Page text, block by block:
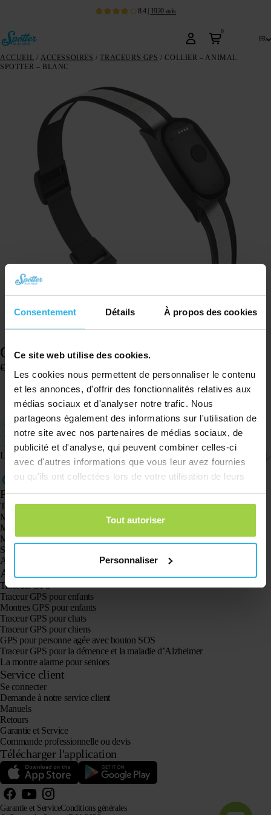
Consentement Détails À propos des cookies
Ce site web utilise des cookies.
Les cookies nous permettent de personnaliser le contenu
et les annonces, d'offrir des fonctionnalités relatives aux
médias sociaux et d'analyser notre trafic. Nous
partageons également des informations sur l'utilisation de
notre site avec nos partenaires de médias sociaux, de
publicité et d'analyse, qui peuvent combiner celles-ci
avec d'autres informations que vous leur avez fournies
ou qu'ils ont collectées lors de votre utilisation de leurs
services.
Tout autoriser
Personnaliser
8.4| 1920 avis
0
fr
ACCUEIL / ACCESSOIRES /TRACEURS GPS / COLLIER – ANIMAL
SPOTTER – BLANC
Collier – Animal Spotter – Blanc
€
Ajouter au panier
Adapté à la fixation de l’Animal Spotter
Idéal pour une utilisation avec les chiens
Traceur GPS non inclus
Livraison et retours
Produits
Traceur GPS Spotter X10
Montre GPS Spotter Senior
Montre GPS Spotter Explorer
Montre GPS Spotter pour enfants
Spotter CatX
Animal Spotter
Applications
Traceurs GPS
Traceur GPS pour enfants
Montres GPS pour enfants
Traceur GPS pour chats
Traceur GPS pour chiens
GPS pour personne agée avec bouton SOS
Traceur GPS pour la démence et la maladie d’Alzheimer
La montre alarme pour seniors
Service client
Se connecter
Demande à notre service client
Manuels
Retours
Garantie et Service
Commande professionnelle ou devis
Télécharger l'application
Garantie et ServiceConditions générales